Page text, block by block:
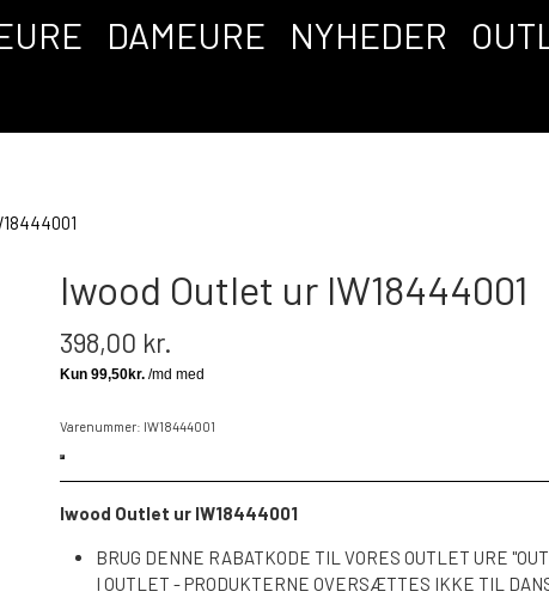
DAMEURE NYHEDER
Iwood Outlet ur IW18444001
398,00 kr.
Varenummer: IW18444001
Iwood Outlet ur IW18444001
BRUG DENNE RABATKODE TIL VORES OUTLET URE
I OUTLET - PRODUKTERNE OVERSÆTTES IKKE TIL